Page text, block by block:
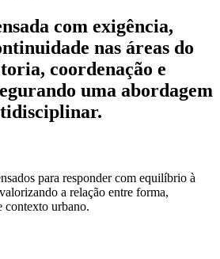
com exigência,
nas áreas do
coordenação e
uma abordagem
para responder com equilíbrio à
a relação entre forma,
contexto urbano.